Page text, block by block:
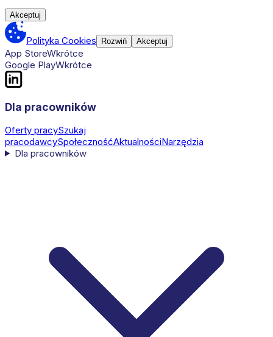
Akceptuj
Polityka Cookies Rozwiń Akceptuj
App StoreWkrótce
Google PlayWkrótce
Dla pracowników
Oferty pracySzukaj
pracodawcySpołecznośćAktualnościNarzędzia
Dla pracowników